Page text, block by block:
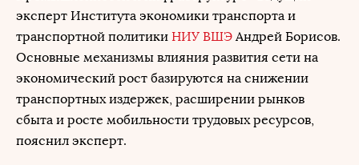
эксперт Института экономики транспорта и
транспортной политики НИУ ВШЭ Андрей Борисов.
Основные механизмы влияния развития сети на
экономический рост базируются на снижении
транспортных издержек, расширении рынков
сбыта и росте мобильности трудовых ресурсов,
пояснил эксперт.